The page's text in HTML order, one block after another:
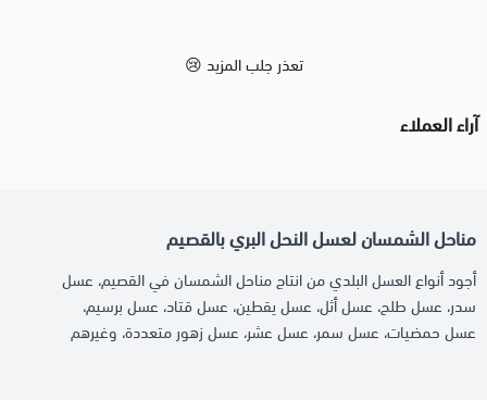
تعذر جلب المزيد 😢
آراء العملاء
مناحل الشمسان لعسل النحل البري بالقصيم
أجود أنواع العسل البلدي من انتاج مناحل الشمسان في القصيم، عسل
سدر، عسل طلح، عسل أثل، عسل يقطين، عسل قتاد، عسل برسيم،
عسل حمضيات، عسل سمر، عسل عشر، عسل زهور متعددة، وغيرهم